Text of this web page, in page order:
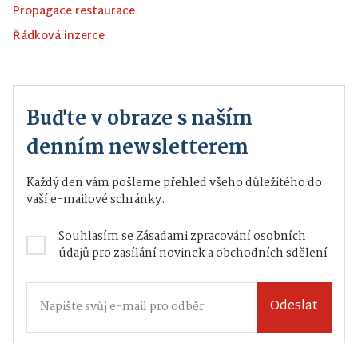
Propagace restaurace
Řádková inzerce
Buďte v obraze s naším
denním newsletterem
Každý den vám pošleme přehled všeho důležitého do
vaší e-mailové schránky.
Souhlasím seZásadami zpracování osobních
údajůpro zasílání novinek a obchodních sdělení
Odeslat